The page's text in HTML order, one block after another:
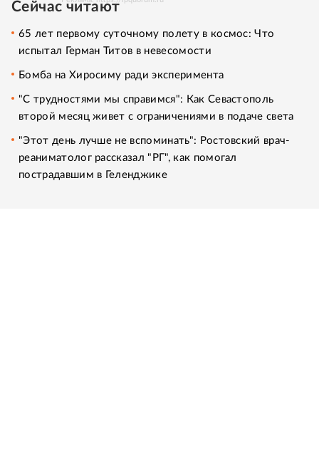
Сейчас читают
65 лет первому суточному полету в космос: Что
испытал Герман Титов в невесомости
Бомба на Хиросиму ради эксперимента
"С трудностями мы справимся": Как Севастополь
второй месяц живет с ограничениями в подаче света
"Этот день лучше не вспоминать": Ростовский врач-
реаниматолог рассказал "РГ", как помогал
пострадавшим в Геленджике